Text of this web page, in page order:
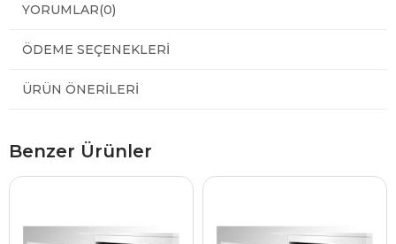
YORUMLAR(0)
ÖDEME SEÇENEKLERI
ÜRÜN ÖNERILERI
Benzer Ürünler